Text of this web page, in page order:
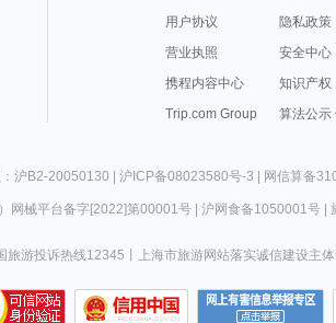
用户协议
隐私政策
营业执照
安全中心
携程内容中心
知识产权
Trip.com Group
算法公示
沪B2-20050130 | 沪ICP备08023580号-3 | 网信算备
）网械平台备字[2022]第00001号| 沪网食备1050001号|
旅游投诉热线12345 上海市旅游网站落实诚信建设主